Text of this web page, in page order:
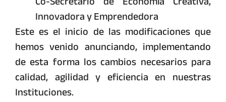
Innovadora y Emprendedora
Este es el inicio de las modificaciones que
hemos venido anunciando, implementando
de esta forma los cambios necesarios para
calidad, agilidad y eficiencia en nuestras
Instituciones.